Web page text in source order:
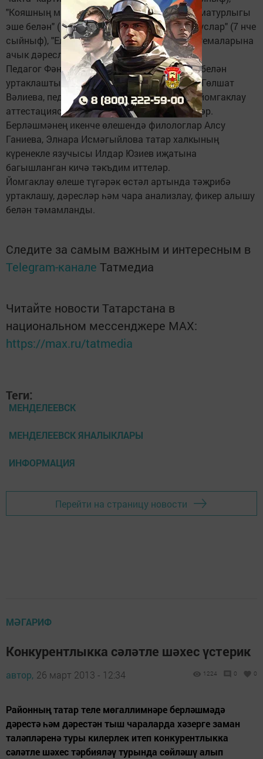
"Кояшның матурлыгы төсе белән, кешенең матурлыгы
эше белән" (11 нче сыйныф), "Дүрт аяклы дуслар" (7 нче
сыйныф), "Ел фасыллары" (2 нче сыйныф) темаларына
ачык дәресләр күрсәттеләр.
Педагог Фәнисә Ибәтуллина эш тәҗрибәсе белән
уртаклашты. Мәгариф идарәсе хезмәткәре Гөлшат
Вәлиева, педагог Рәхилә Мәүлиева Дәүләт йомгаклау
аттестациясенә әзерлек турында сөйләделәр.
Берләшмәнең икенче өлешендә филологлар Алсу
Ганиева, Элнара Исмәгыйлова татар халкының
күренекле язучысы Илдар Юзиев иҗатына
багышланган кичә тәкъдим иттеләр.
Йомгаклау өлеше түгәрәк өстәл артында тәҗрибә
уртаклашу, дәресләр һәм чара анализлау, фикер алышу
белән тәмамланды.
Следите за самым важным и интересным в
Telegram-канале Татмедиа
Читайте новости Татарстана в
национальном мессенджере MАХ:
https://max.ru/tatmedia
Теги:
МЕНДЕЛЕЕВСК
МЕНДЕЛЕЕВСК ЯНАЛЫКЛАРЫ
ИНФОРМАЦИЯ
Перейти на страницу новости
МӘГАРИФ
Конкурентлыкка сәләтле шәхес үстерик
автор, 26 март 2013 - 12:34 1224 0 0
Районның татар теле мөгаллимнәре берләшмәдә
дәрестә һәм дәрестән тыш чараларда хәзерге заман
таләпләренә туры килерлек итеп конкурентлыкка
сәләтле шәхес тәрбияләү турында сөйләшү алып